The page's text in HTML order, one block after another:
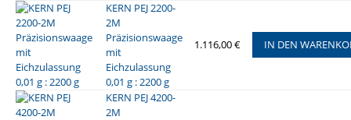
KERN PEJ 2200-
2M
Präzisionswaage
mit
Eichzulassung
0,01 g : 2200 g
1.116,00 € IN DEN
KERN PEJ 4200-
2M